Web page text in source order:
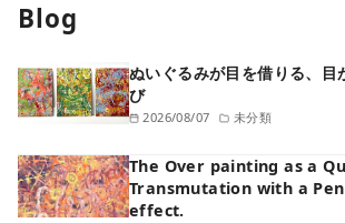
Blog
2026/08/07 未分類
ぬいぐるみが目を借りる、目
び
The Over painting as a
Transmutation with a
effect.